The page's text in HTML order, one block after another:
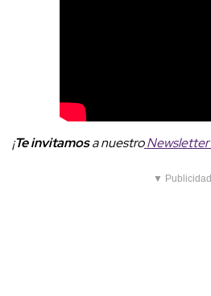
¡Te invitamosa nuestroNewsletter
▼ Publicidad